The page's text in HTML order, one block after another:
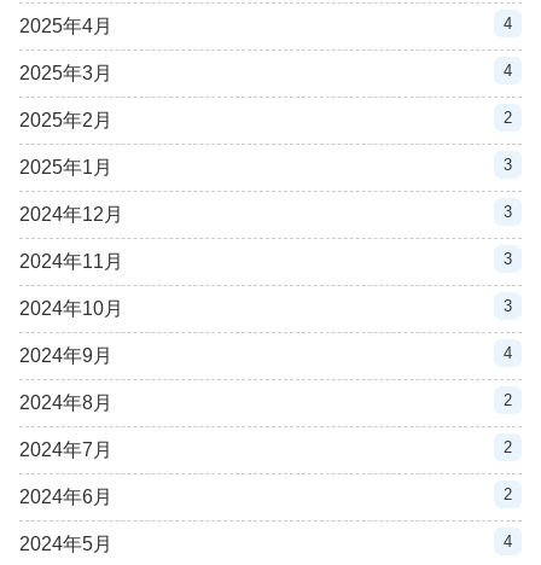
2025年4月 4
2025年3月 4
2025年2月 2
2025年1月 3
2024年12月 3
2024年11月 3
2024年10月 3
2024年9月 4
2024年8月 2
2024年7月 2
2024年6月 2
2024年5月 4